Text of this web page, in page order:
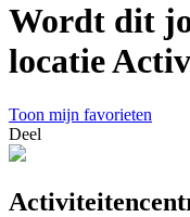
Wordt dit
locatie
Toon mijn favorieten
Deel